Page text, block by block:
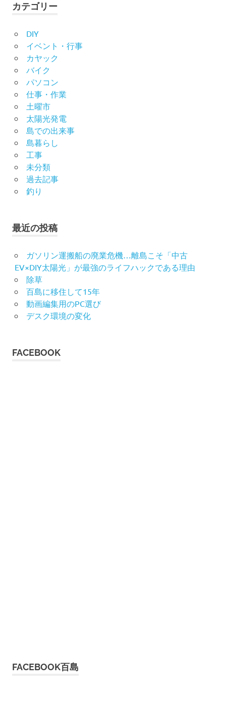
カテゴリー
DIY
イベント・行事
カヤック
バイク
パソコン
仕事・作業
土曜市
太陽光発電
島での出来事
島暮らし
工事
未分類
過去記事
釣り
最近の投稿
ガソリン運搬船の廃業危機…離島こそ「中古
EV×DIY太陽光」が最強のライフハックである理由
除草
百島に移住して15年
動画編集用のPC選び
デスク環境の変化
FACEBOOK
FACEBOOK百島